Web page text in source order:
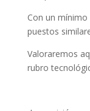
Con un
puestos
Valoraremos
rubro